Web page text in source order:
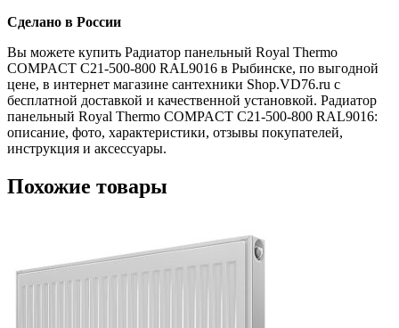
Сделано в России
Вы можете купить Радиатор панельный Royal Thermo
COMPACT C21-500-800 RAL9016 в Рыбинске, по выгодной
цене, в интернет магазине сантехники Shop.VD76.ru с
бесплатной доставкой и качественной установкой. Радиатор
панельный Royal Thermo COMPACT C21-500-800 RAL9016:
описание, фото, характеристики, отзывы покупателей,
инструкция и аксессуары.
Похожие товары